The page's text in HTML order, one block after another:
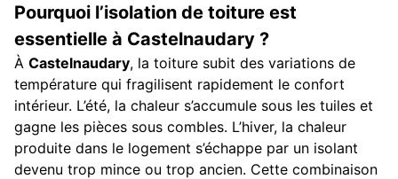
Pourquoi l’isolation de toiture est
essentielle à Castelnaudary ?
À Castelnaudary, la toiture subit des variations de
température qui fragilisent rapidement le confort
intérieur. L’été, la chaleur s’accumule sous les tuiles et
gagne les pièces sous combles. L’hiver, la chaleur
produite dans le logement s’échappe par un isolant
devenu trop mince ou trop ancien. Cette combinaison